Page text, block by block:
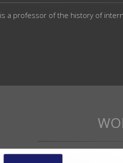
is a professor of the history of